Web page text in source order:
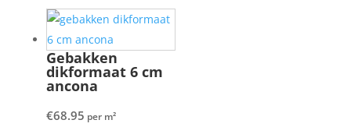
Gebakken
dikformaat 6 cm
ancona
€68.95 per m²